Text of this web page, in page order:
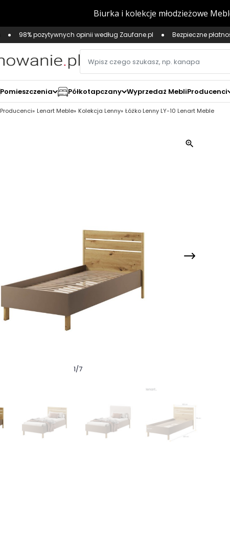
98% pozytywnych opinii według Zaufane.pl Bezpieczne
Pomieszczenia Półkotapczany Wyprzedaż MebliProducenci
Producenci Lenart Meble Kolekcja Lenny Łóżko Lenny LY-10 Lenart Meble
1/7
zoom_in